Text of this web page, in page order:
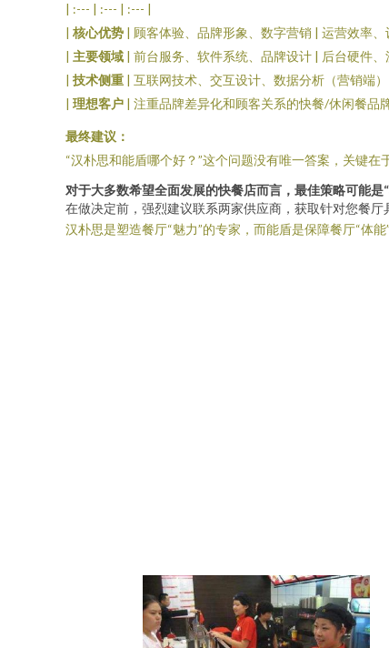
| :--- | :--- | :--- |
| 核心优势 | 顾客体验、品牌形象、数字营销 | 运营效率
| 主要领域 | 前台服务、软件系统、品牌设计 | 后台硬件
| 技术侧重 | 互联网技术、交互设计、数据分析（营销端
| 理想客户 | 注重品牌差异化和顾客关系的快餐/休闲餐品
最终建议：
“汉朴思和能盾哪个好？”这个问题没有唯一答案，关键
对于大多数希望全面发展的快餐店而言，最佳策略可能是
在做决定前，强烈建议联系两家供应商，获取针对您餐
汉朴思是塑造餐厅“魅力”的专家，而能盾是保障餐厅“体